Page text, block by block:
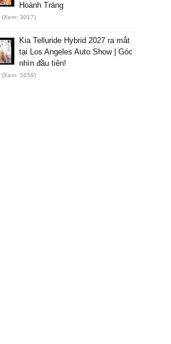
Hoành Tráng
(Xem: 3017)
Kia Telluride Hybrid 2027 ra mắt
tại Los Angeles Auto Show | Góc
nhìn đầu tiên!
(Xem: 3459)